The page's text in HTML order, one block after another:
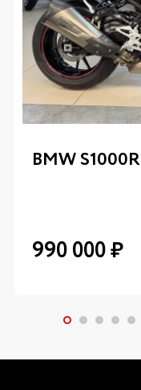
BMW S1000R
990 000₽